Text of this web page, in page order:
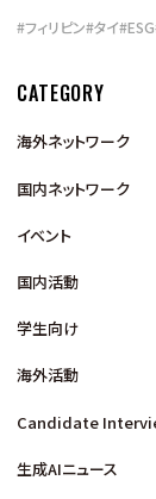
#フィリピン#タイ#ESG
CATEGORY
海外ネットワーク
国内ネットワーク
イベント
国内活動
学生向け
海外活動
Candidate
生成AIニュース